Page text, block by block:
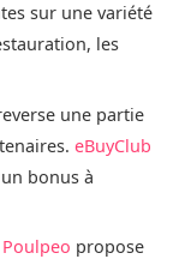
sur une variété
les
une partie
eBuyClub
bonus à
Poulpeo propose